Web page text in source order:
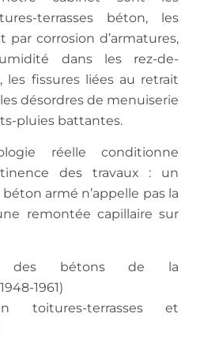
terrasses béton, les
par corrosion d’armatures,
dans les rez-de-
les fissures liées au retrait
désordres de menuiserie
pluies battantes.
réelle conditionne
des travaux : un
armé n’appelle pas la
remontée capillaire sur
des bétons de la
1961)
toitures-terrasses et